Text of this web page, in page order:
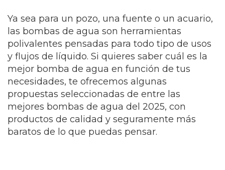
Ya sea para un pozo, una fuente o un acuario,
las bombas de agua son herramientas
polivalentes pensadas para todo tipo de usos
y flujos de líquido. Si quieres saber cuál es la
mejor bomba de agua en función de tus
necesidades, te ofrecemos algunas
propuestas seleccionadas de entre las
mejores bombas de agua del 2025, con
productos de calidad y seguramente más
baratos de lo que puedas pensar.